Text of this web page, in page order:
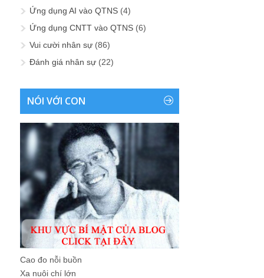
Ứng dụng AI vào QTNS (4)
Ứng dụng CNTT vào QTNS (6)
Vui cười nhân sự (86)
Đánh giá nhân sự (22)
NÓI VỚI CON
Cao đo nỗi buồn
Xa nuôi chí lớn